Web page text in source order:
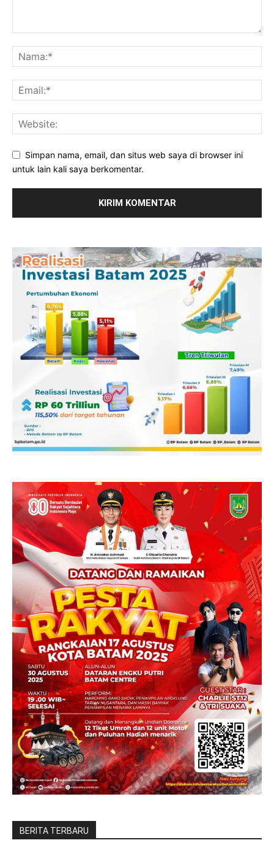
Simpan nama, email, dan situs web saya di browser ini
untuk lain kali saya berkomentar.
BERITA TERBARU